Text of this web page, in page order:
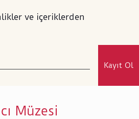
ve içeriklerden
Kayıt Ol
Müzesi